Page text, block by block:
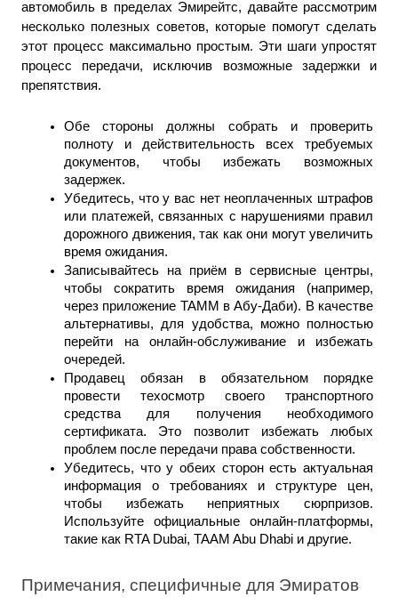
автомобиль в пределах Эмирейтс, давайте рассмотрим
несколько полезных советов, которые помогут сделать
этот процесс максимально простым. Эти шаги упростят
процесс передачи, исключив возможные задержки и
препятствия.
Обе стороны должны собрать и проверить
полноту и действительность всех требуемых
документов, чтобы избежать возможных
задержек.
Убедитесь, что у вас нет неоплаченных штрафов
или платежей, связанных с нарушениями правил
дорожного движения, так как они могут увеличить
время ожидания.
Записывайтесь на приём в сервисные центры,
чтобы сократить время ожидания (например,
через приложение TAMM в Абу-Даби). В качестве
альтернативы, для удобства, можно полностью
перейти на онлайн-обслуживание и избежать
очередей.
Продавец обязан в обязательном порядке
провести техосмотр своего транспортного
средства для получения необходимого
сертификата. Это позволит избежать любых
проблем после передачи права собственности.
Убедитесь, что у обеих сторон есть актуальная
информация о требованиях и структуре цен,
чтобы избежать неприятных сюрпризов.
Используйте официальные онлайн-платформы,
такие как RTA Dubai, TAAM Abu Dhabi и другие.
Примечания, специфичные для Эмиратов